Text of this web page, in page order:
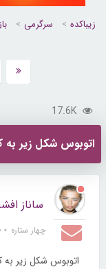
زیباکده سرگرمی
17.6K
اتوبوس شکل زیر
ساناز
چهار ستاره
اتوبوس شکل زیر